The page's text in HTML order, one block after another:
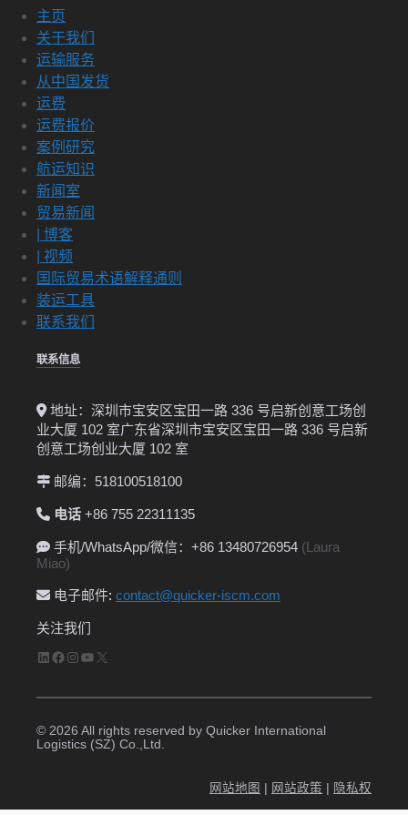
主页
关于我们
运输服务
从中国发货
运费
运费报价
案例研究
航运知识
新闻室
贸易新闻
| 博客
| 视频
国际贸易术语解释通则
装运工具
联系我们
联系信息
地址：深圳市宝安区宝田一路 336 号启新创意工场创
业大厦 102 室广东省深圳市宝安区宝田一路 336 号启新
创意工场创业大厦 102 室
邮编：518100518100
电话 +86 755 22311135
手机/WhatsApp/微信：+86 13480726954 (Laura
Miao)
电子邮件: contact@quicker-iscm.com
关注我们
LinkedIn
Facebook
Instagram
YouTube
X
© 2026 All rights reserved by Quicker International
Logistics (SZ) Co.,Ltd.
网站地图 网站政策 隐私权